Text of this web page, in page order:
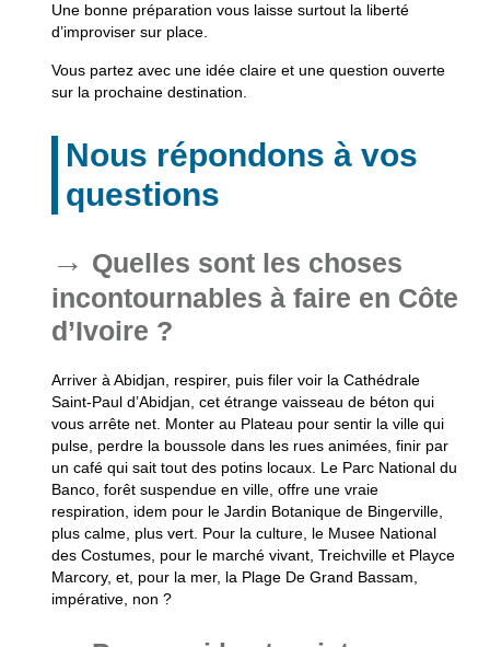
Une bonne préparation vous laisse surtout la liberté
d’improviser sur place.
Vous partez avec une idée claire et une question ouverte
sur la prochaine destination.
Nous répondons à vos
questions
Quelles sont les choses
incontournables à faire en Côte
d’Ivoire ?
Arriver à Abidjan, respirer, puis filer voir la Cathédrale
Saint-Paul d’Abidjan, cet étrange vaisseau de béton qui
vous arrête net. Monter au Plateau pour sentir la ville qui
pulse, perdre la boussole dans les rues animées, finir par
un café qui sait tout des potins locaux. Le Parc National du
Banco, forêt suspendue en ville, offre une vraie
respiration, idem pour le Jardin Botanique de Bingerville,
plus calme, plus vert. Pour la culture, le Musee National
des Costumes, pour le marché vivant, Treichville et Playce
Marcory, et, pour la mer, la Plage De Grand Bassam,
impérative, non ?